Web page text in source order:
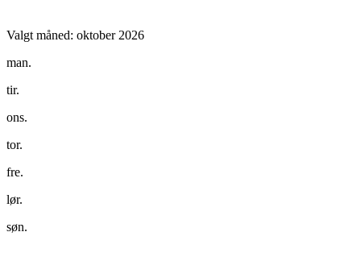
Valgt måned: oktober 2026
man.
tir.
ons.
tor.
fre.
lør.
søn.